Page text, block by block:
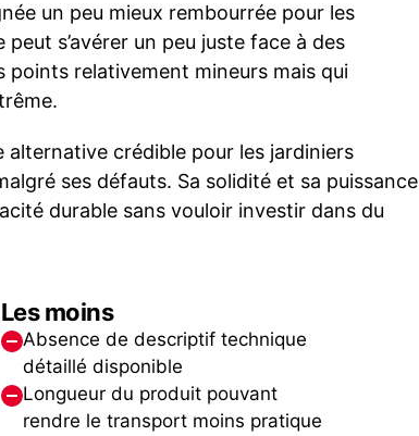
un peu mieux rembourrée pour les
s’avérer un peu juste face à des
points relativement mineurs mais qui
crédible pour les jardiniers
ses défauts. Sa solidité et sa puissance
durable sans vouloir investir dans du
Les moins
Absence de descriptif technique
détaillé disponible
Longueur du produit pouvant
rendre le transport moins pratique